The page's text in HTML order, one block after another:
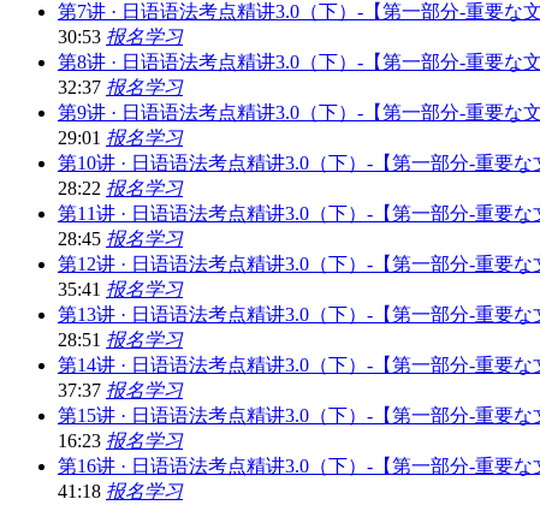
第7讲 · 日语语法考点精讲3.0（下）-【第一部分-重要な
30:53 报名学习
第8讲 · 日语语法考点精讲3.0（下）-【第一部分-重要な
32:37 报名学习
第9讲 · 日语语法考点精讲3.0（下）-【第一部分-重要な
29:01 报名学习
第10讲 · 日语语法考点精讲3.0（下）-【第一部分-重要
28:22 报名学习
第11讲 · 日语语法考点精讲3.0（下）-【第一部分-重要
28:45 报名学习
第12讲 · 日语语法考点精讲3.0（下）-【第一部分-重要
35:41 报名学习
第13讲 · 日语语法考点精讲3.0（下）-【第一部分-重要な
28:51 报名学习
第14讲 · 日语语法考点精讲3.0（下）-【第一部分-重要な
37:37 报名学习
第15讲 · 日语语法考点精讲3.0（下）-【第一部分-重要な
16:23 报名学习
第16讲 · 日语语法考点精讲3.0（下）-【第一部分-重要
41:18 报名学习